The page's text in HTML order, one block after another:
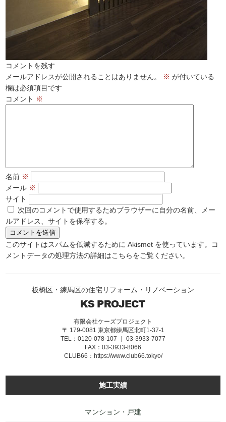
コメントを残す
メールアドレスが公開されることはありません。
※ が付いている
欄は必須項目です
コメント ※
名前 ※
メール ※
サイト
次回のコメントで使用するためブラウザーに自分の名前、メー
ルアドレス、サイトを保存する。
このサイトはスパムを低減するために Akismet を使っています。
コ
メントデータの処理方法の詳細はこちらをご覧ください。
板橋区・練馬区の住宅リフォーム・リノベーション
有限会社ケーズプロジェクト
〒 179-0081 東京都練馬区北町1-37-1
TEL：0120-078-107 ｜ 03-3933-7077
FAX：03-3933-8066
CLUB66： https://www.club66.tokyo/
施工実績
マンション・戸建